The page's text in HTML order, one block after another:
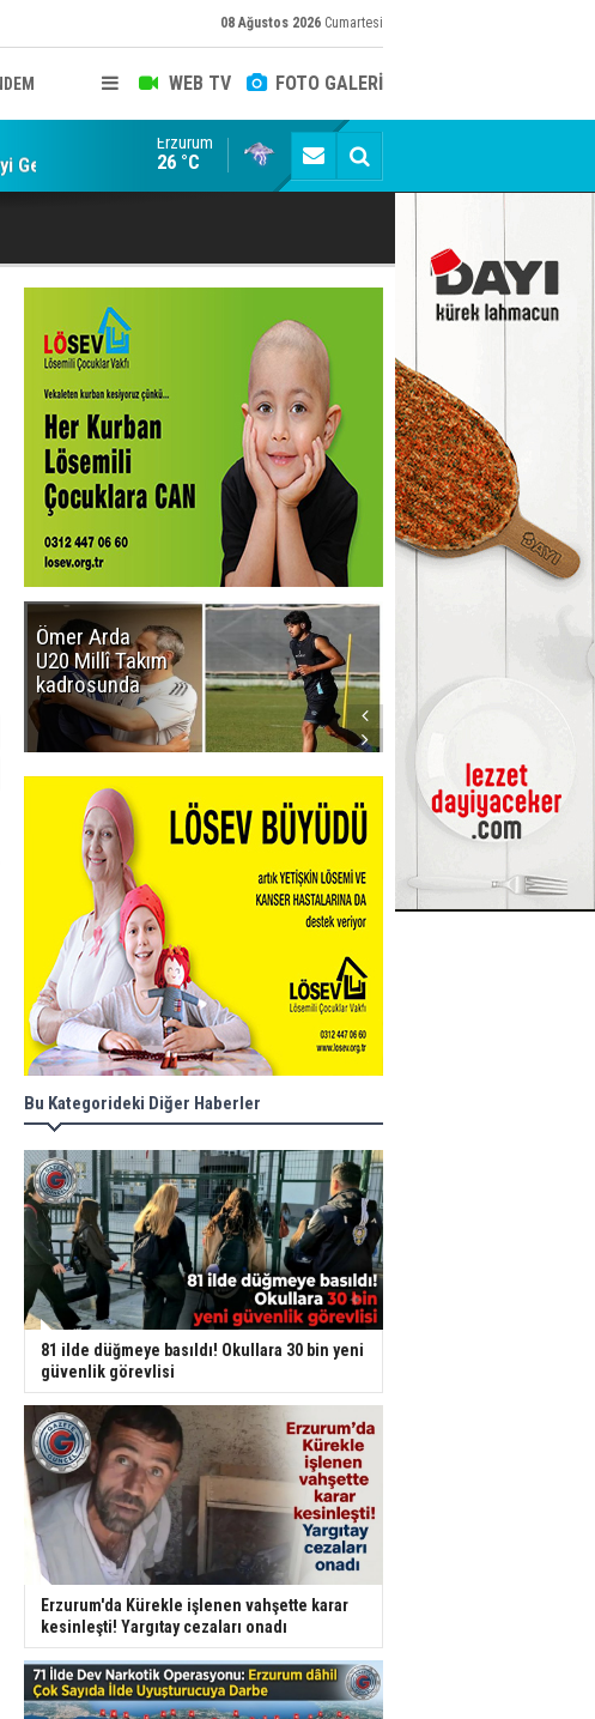
08 Ağustos 2026 Cumartesi
WEB TV FOTO GALERİ
Geçemedi! Ömer Arda U20 Millî Takım kadrosunda
Erzurum
26 °C
Ömer Arda
U20 Millî Takım
kadrosunda
lütfen!
Bu Kategorideki Diğer Haberler
81 ilde düğmeye basıldı! Okullara 30 bin yeni
güvenlik görevlisi
Erzurum'da Kürekle işlenen vahşette karar
kesinleşti! Yargıtay cezaları onadı